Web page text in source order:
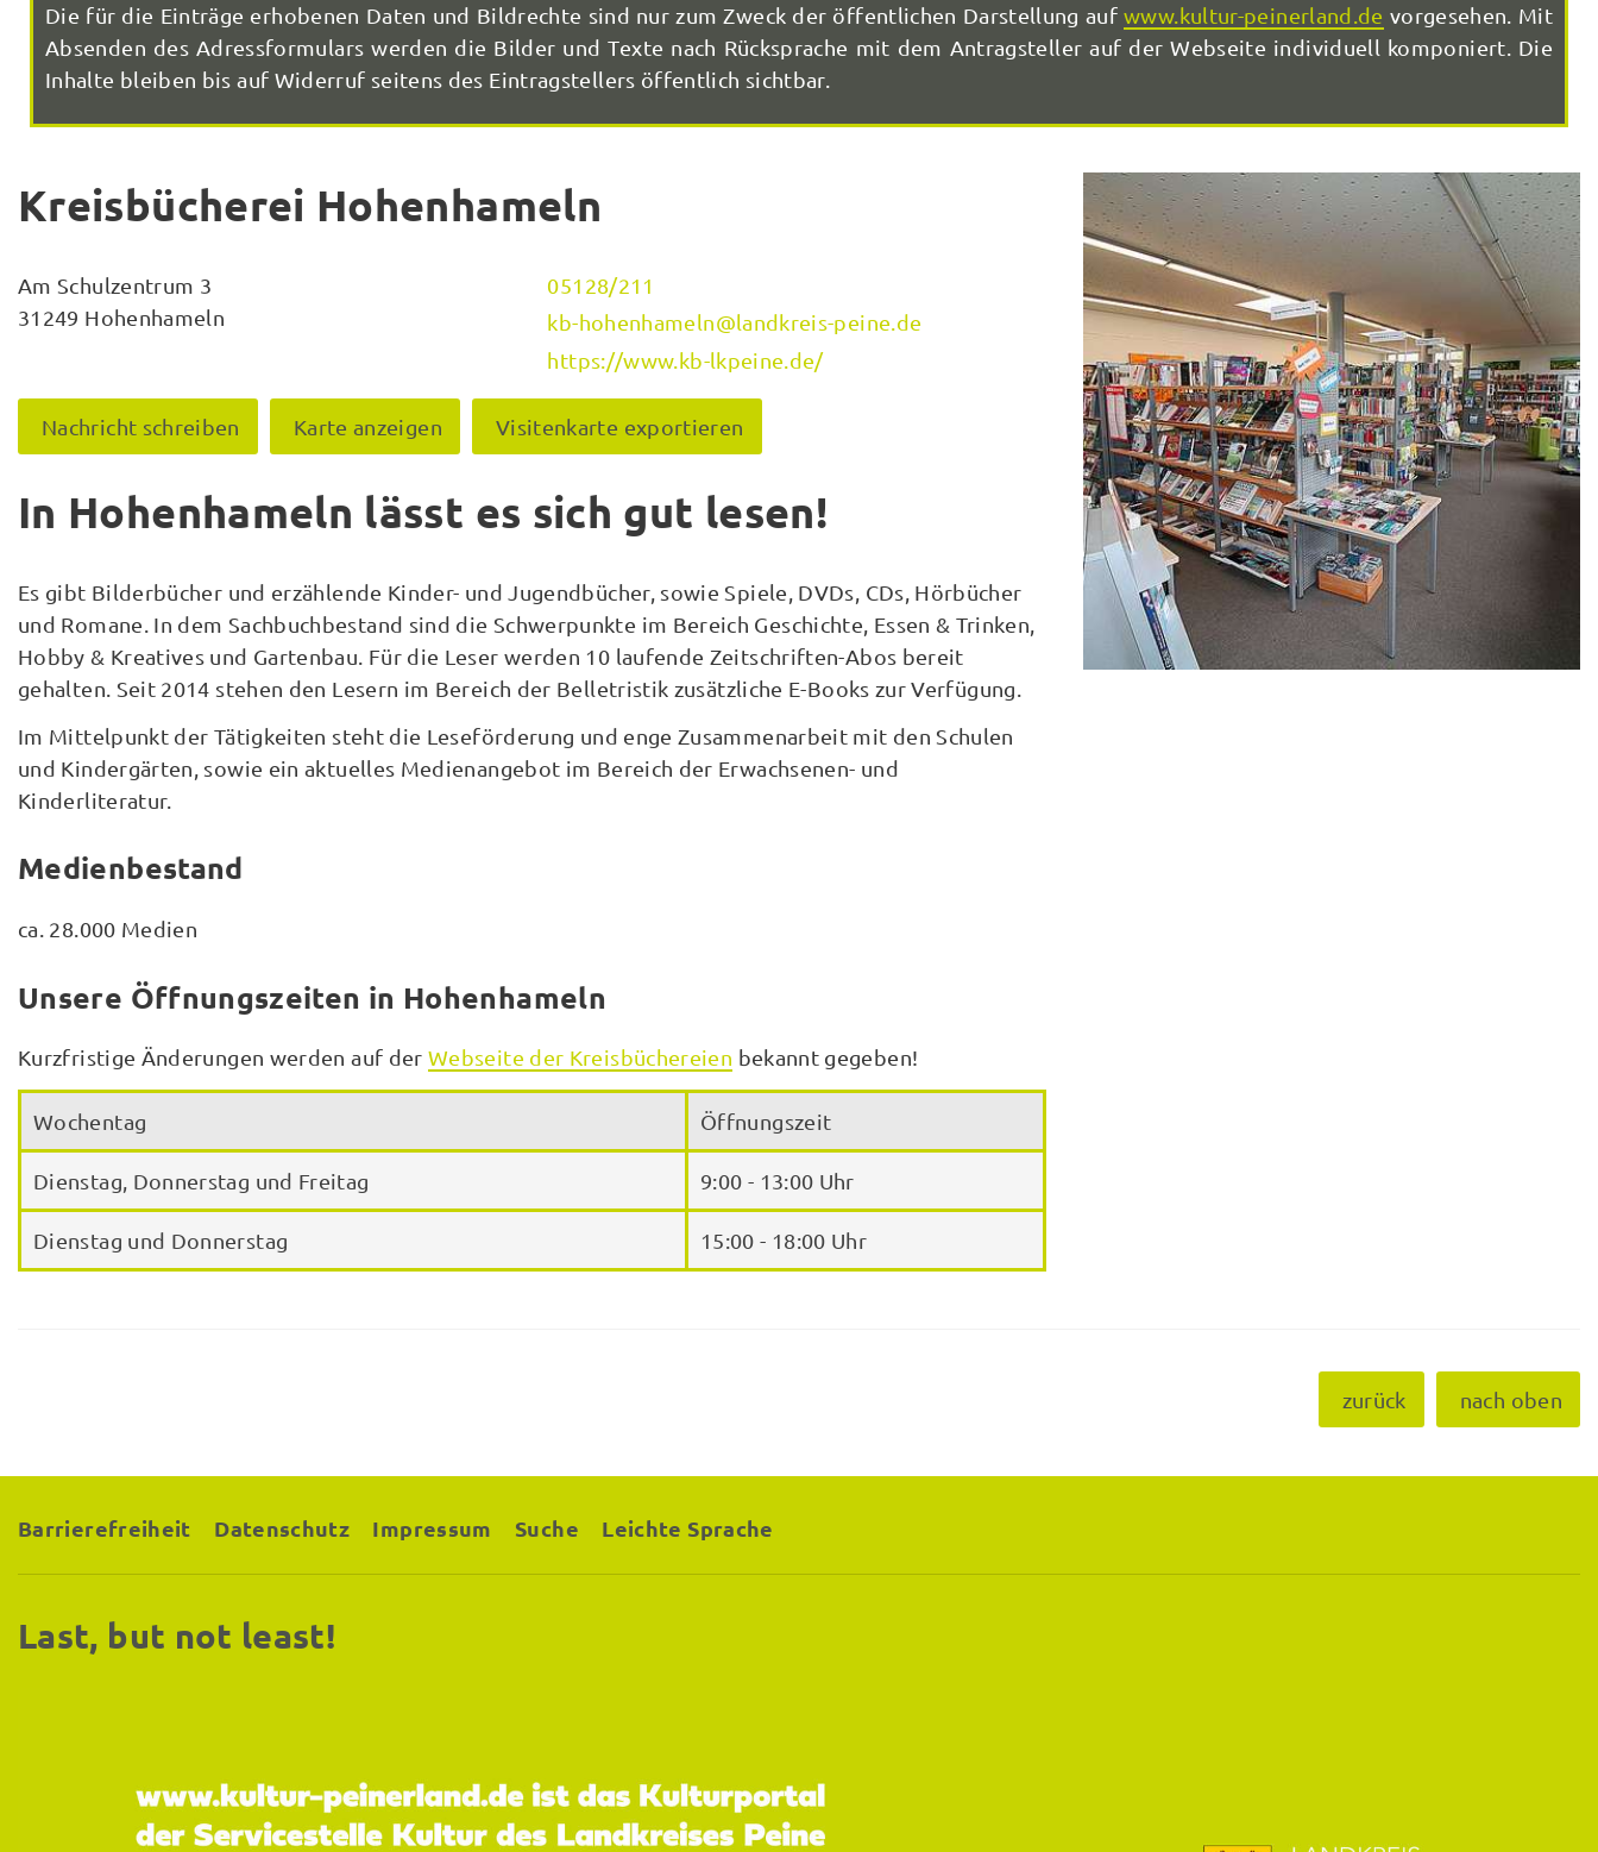
Die für die Einträge erhobenen Daten und Bildrechte sind nur zum Zweck der öffentlichen Darstellung aufwww.kultur-peinerland.de vorgesehen. Mit
Absenden des Adressformulars werden die Bilder und Texte nach Rücksprache mit dem Antragsteller auf der Webseite individuell komponiert. Die
Inhalte bleiben bis auf Widerruf seitens des Eintragstellers öffentlich sichtbar.
Kreisbücherei Hohenhameln
Am Schulzentrum 3
31249 Hohenhameln
05128/211
kb-hohenhameln@landkreis-peine.de
https://www.kb-lkpeine.de/
Nachricht schreiben Karte anzeigen Visitenkarte exportieren
In Hohenhameln lässt es sich gut lesen!
Es gibt Bilderbücher und erzählende Kinder- und Jugendbücher, sowie Spiele, DVDs, CDs, Hörbücher
und Romane. In dem Sachbuchbestand sind die Schwerpunkte im Bereich Geschichte, Essen & Trinken,
Hobby & Kreatives und Gartenbau. Für die Leser werden 10 laufende Zeitschriften-Abos bereit
gehalten. Seit 2014 stehen den Lesern im Bereich der Belletristik zusätzliche E-Books zur Verfügung.
Im Mittelpunkt der Tätigkeiten steht die Leseförderung und enge Zusammenarbeit mit den Schulen
und Kindergärten, sowie ein aktuelles Medienangebot im Bereich der Erwachsenen- und
Kinderliteratur.
Medienbestand
ca. 28.000 Medien
Unsere Öffnungszeiten in Hohenhameln
Kurzfristige Änderungen werden auf derWebseite der Kreisbüchereien bekannt gegeben!
Wochentag Öffnungszeit
Dienstag, Donnerstag und Freitag 9:00 - 13:00 Uhr
Dienstag und Donnerstag 15:00 - 18:00 Uhr
zurück nach oben
Barrierefreiheit Datenschutz Impressum Suche Leichte Sprache
Last, but not least!